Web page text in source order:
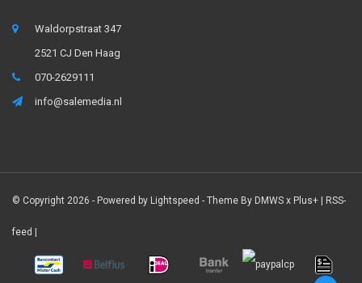
Waldorpstraat 347
2521 CJ Den Haag
070-2629111
info@salemedia.nl
© Copyright 2026 - Powered by Lightspeed - Theme By DMWS x Plus+ RSS-
feed